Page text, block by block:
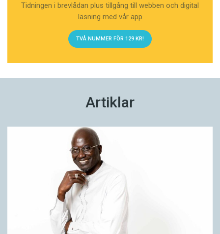
Tidningen i brevlådan plus tillgång till webben och digital
läsning med vår app
TVÅ NUMMER FÖR 129 KR!
Artiklar